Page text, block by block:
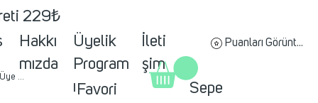
229₺
Hakkı
mızda
Üyelik
Program
ı
İleti
şim
ol
Puanları Görüntüle
Favori
Sepe